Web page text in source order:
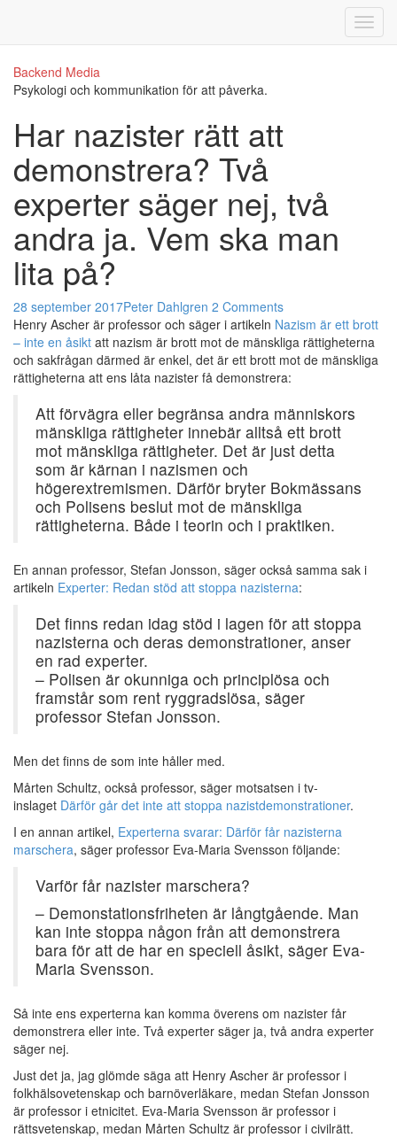
Backend Media
Psykologi och kommunikation för att påverka.
Har nazister rätt att
demonstrera? Två
experter säger nej, två
andra ja. Vem ska man
lita på?
28 september 2017Peter Dahlgren 2 Comments
Henry Ascher är professor och säger i artikeln Nazism är ett brott
– inte en åsikt att nazism är brott mot de mänskliga rättigheterna
och sakfrågan därmed är enkel, det är ett brott mot de mänskliga
rättigheterna att ens låta nazister få demonstrera:
Att förvägra eller begränsa andra människors
mänskliga rättigheter innebär alltså ett brott
mot mänskliga rättigheter. Det är just detta
som är kärnan i nazismen och
högerextremismen. Därför bryter Bokmässans
och Polisens beslut mot de mänskliga
rättigheterna. Både i teorin och i praktiken.
En annan professor, Stefan Jonsson, säger också samma sak i
artikeln Experter: Redan stöd att stoppa nazisterna:
Det finns redan idag stöd i lagen för att stoppa
nazisterna och deras demonstrationer, anser
en rad experter.
– Polisen är okunniga och principlösa och
framstår som rent ryggradslösa, säger
professor Stefan Jonsson.
Men det finns de som inte håller med.
Mårten Schultz, också professor, säger motsatsen i tv-
inslaget Därför går det inte att stoppa nazistdemonstrationer.
I en annan artikel, Experterna svarar: Därför får nazisterna
marschera, säger professor Eva-Maria Svensson följande:
Varför får nazister marschera?
– Demonstationsfriheten är långtgående. Man
kan inte stoppa någon från att demonstrera
bara för att de har en speciell åsikt, säger Eva-
Maria Svensson.
Så inte ens experterna kan komma överens om nazister får
demonstrera eller inte. Två experter säger ja, två andra experter
säger nej.
Just det ja, jag glömde säga att Henry Ascher är professor i
folkhälsovetenskap och barnöverläkare, medan Stefan Jonsson
är professor i etnicitet. Eva-Maria Svensson är professor i
rättsvetenskap, medan Mårten Schultz är professor i civilrätt.